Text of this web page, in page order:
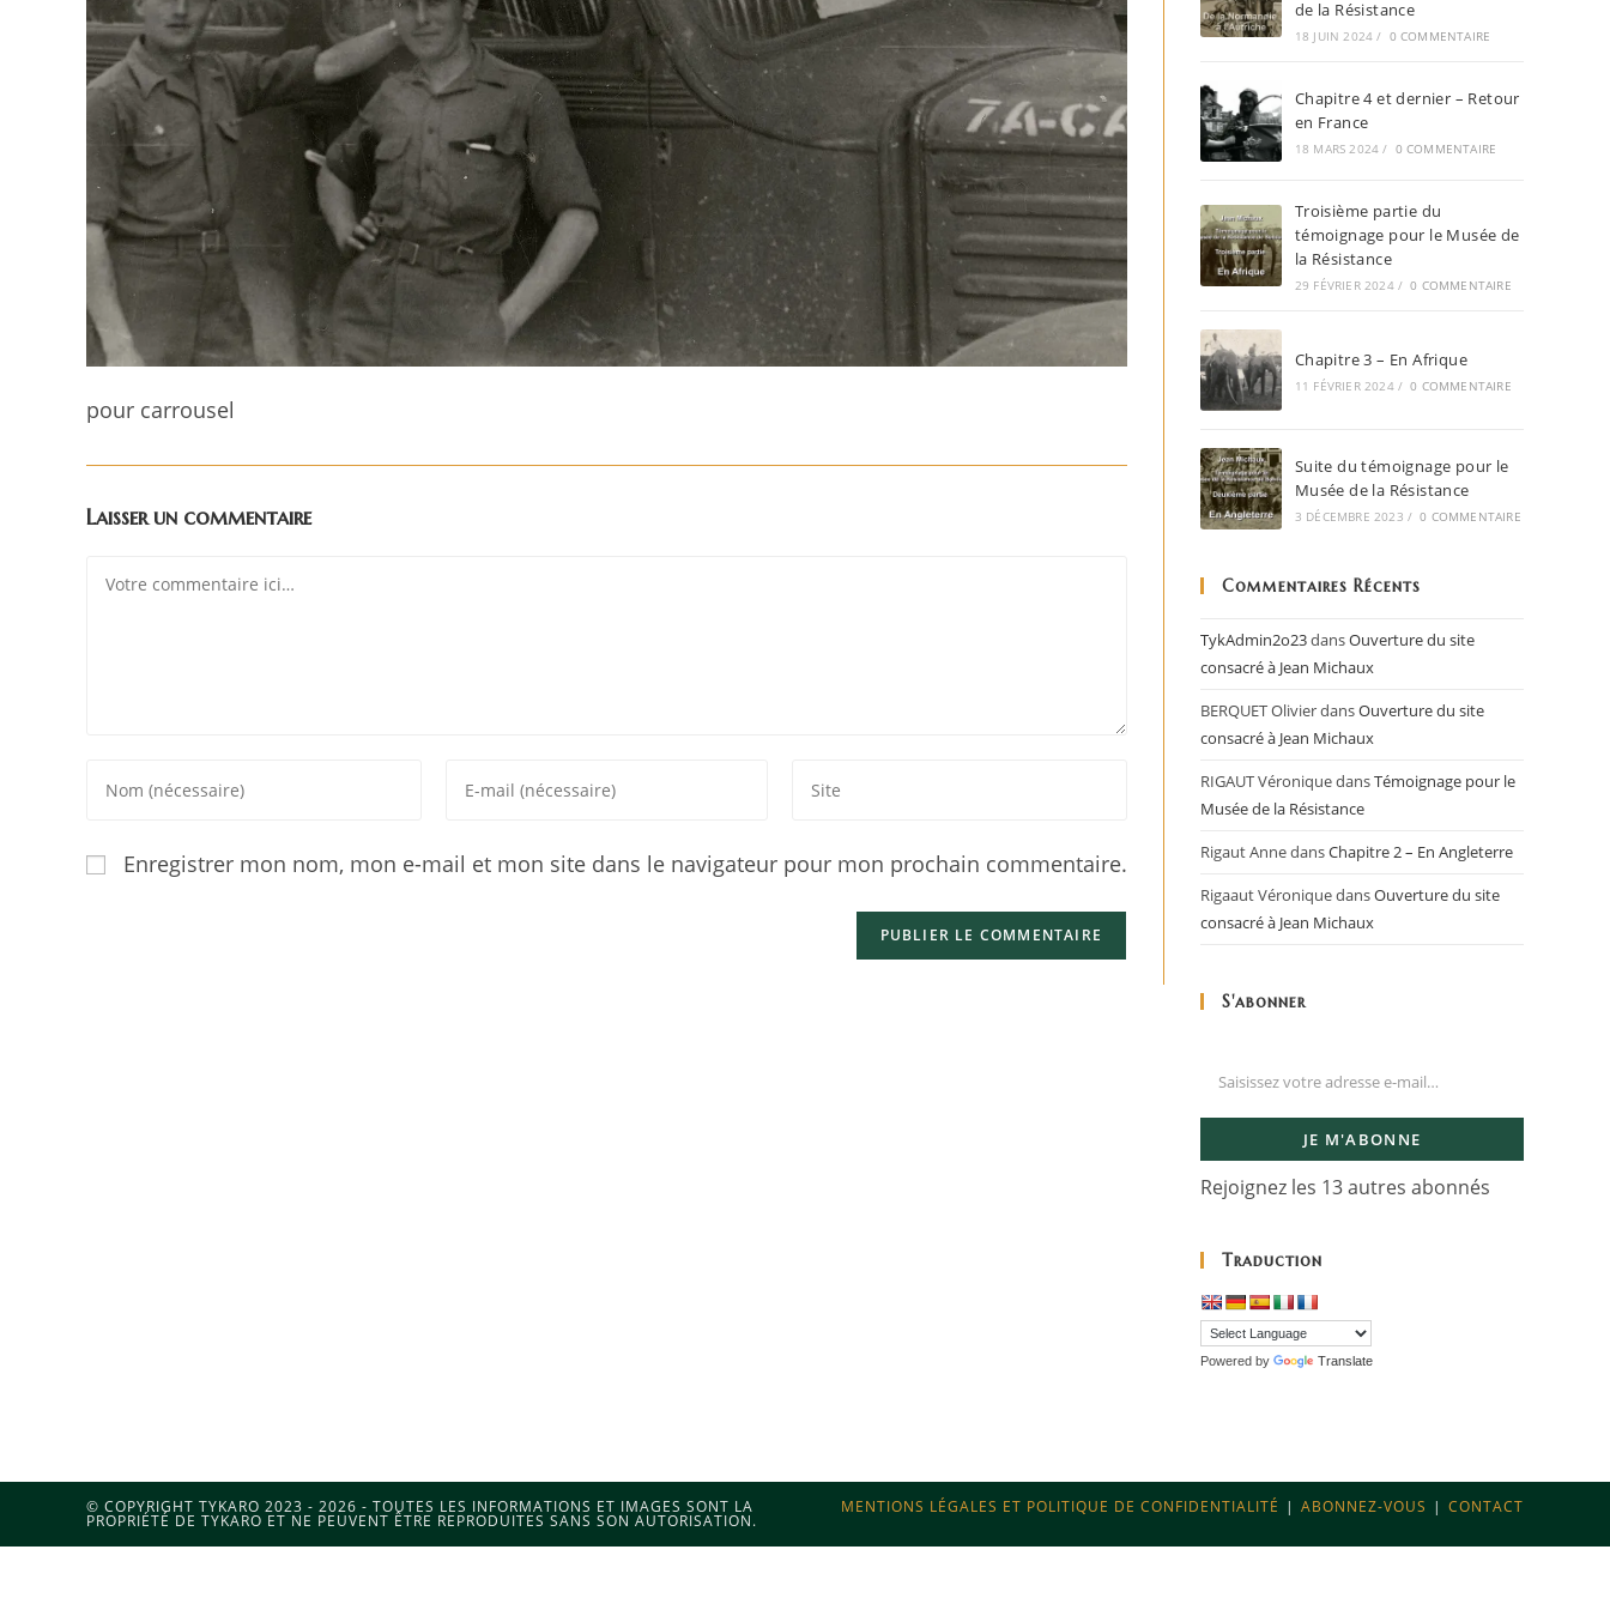
pour carrousel
Laisser un commentaire
Enregistrer mon nom, mon e-mail et mon site dans le navigateur pour mon prochain commentaire.
de la Résistance
18 JUIN 2024 / 0 COMMENTAIRE
Chapitre 4 et dernier – Retour
en France
18 MARS 2024 / 0 COMMENTAIRE
Troisième partie du
témoignage pour le Musée de
la Résistance
29 FÉVRIER 2024 / 0 COMMENTAIRE
Chapitre 3 – En Afrique
11 FÉVRIER 2024 / 0 COMMENTAIRE
Suite du témoignage pour le
Musée de la Résistance
3 DÉCEMBRE 2023 / 0 COMMENTAIRE
Commentaires Récents
TykAdmin2o23dansOuverture du site
consacré à Jean Michaux
BERQUET OlivierdansOuverture du site
consacré à Jean Michaux
RIGAUT VéroniquedansTémoignage pour le
Musée de la Résistance
Rigaut AnnedansChapitre 2 – En Angleterre
Rigaaut VéroniquedansOuverture du site
consacré à Jean Michaux
S'abonner
JE M'ABONNE
Rejoignez les 13 autres abonnés
Traduction
Powered by Translate
MENTIONS LÉGALES ET POLITIQUE DE CONFIDENTIALITÉ ABONNEZ-VOUS CONTACT
© COPYRIGHT TYKARO 2023 - 2026 - TOUTES LES INFORMATIONS ET IMAGES SONT LA
PROPRIÉTÉ DE TYKARO ET NE PEUVENT ÊTRE REPRODUITES SANS SON AUTORISATION.